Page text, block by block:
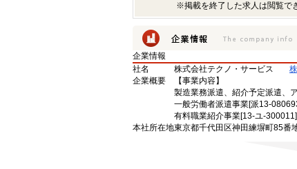
※掲載を終了した求人は閲覧で
企業情報
社名
株式会社テクノ・サービス
企業概要
【事業内容】
製造業務派遣、紹介予定派遣、
一般労働者派遣事業[派13-
有料職業紹介事業[13-ユ-300011]
本社所在地東京都千代田区神田練塀町85